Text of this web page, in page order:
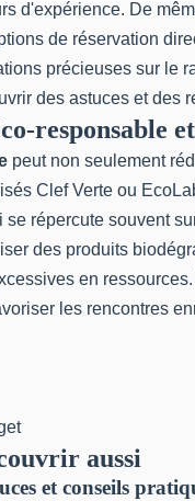
d'expérience. De
de réservation
précieuses sur le
des astuces et des
responsable
peut non seulement
Clef Verte ou
répercute souvent
des produits
en
les rencontres
aussi
et conseils